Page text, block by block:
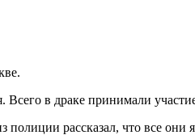
в драке принимали
полиции рассказал, что все